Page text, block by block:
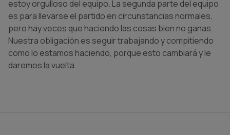
estoy orgulloso del equipo. La segunda parte del equipo
es para llevarse el partido en circunstancias normales,
pero hay veces que haciendo las cosas bien no ganas.
Nuestra obligación es seguir trabajando y compitiendo
como lo estamos haciendo, porque esto cambiará y le
daremos la vuelta.